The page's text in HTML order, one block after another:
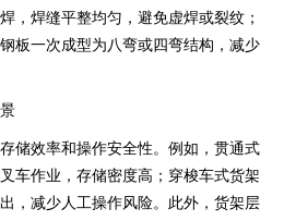
，焊缝平整均匀，避免虚焊或裂纹；
板一次成型为八弯或四弯结构，减少
储效率和操作安全性。例如，贯通式
车作业，存储密度高；穿梭车式货架
，减少人工操作风险。此外，货架层